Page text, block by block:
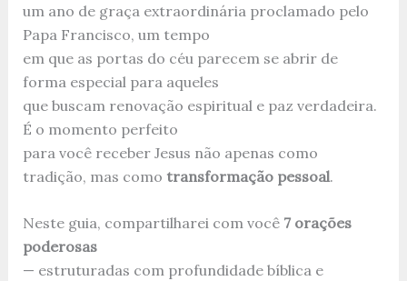
um ano de graça extraordinária proclamado pelo
Papa Francisco, um tempo
em que as portas do céu parecem se abrir de
forma especial para aqueles
que buscam renovação espiritual e paz verdadeira.
É o momento perfeito
para você receber Jesus não apenas como
tradição, mas como transformação pessoal.
Neste guia, compartilharei com você 7 orações
poderosas
— estruturadas com profundidade bíblica e